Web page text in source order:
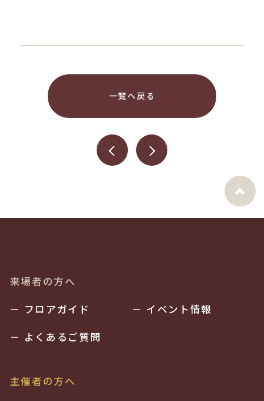
一覧へ戻る
来場者の方へ
フロアガイド
イベント情報
よくあるご質問
主催者の方へ